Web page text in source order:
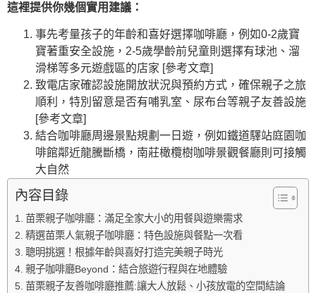
這裡提供你幾個實用建議：
事先考量孩子的年齡和喜好選擇咖啡廳，例如0-2歲寶
寶著重安全設施，2-5歲學齡前兒童則選擇有球池、溜
滑梯等多元遊戲區的店家 [參考文章]
致電店家確認設施開放狀況與預約方式，確保親子之旅
順利，特別留意是否有哺乳室、尿布台等親子友善設施
[參考文章]
結合咖啡廳周邊景點規劃一日遊，例如鐵道驛站庭園咖
啡館鄰近龍騰斷橋，南莊橄欖樹咖啡景觀餐廳則可接觸
大自然
內容目錄
苗栗親子咖啡廳：滿足全家大小的用餐與遊樂需求
精選苗栗人氣親子咖啡廳：特色設施與餐點一次看
聰明挑選！根據年齡與喜好打造完美親子時光
親子咖啡廳Beyond：結合旅遊行程與在地體驗
苗栗親子友善咖啡廳推薦:讓大人放鬆、小孩放電的空間結論